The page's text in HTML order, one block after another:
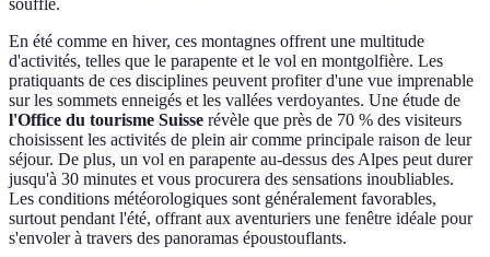
En été comme en hiver, ces montagnes offrent une multitude
d'activités, telles que le parapente et le vol en montgolfière. Les
pratiquants de ces disciplines peuvent profiter d'une vue imprenable
sur les sommets enneigés et les vallées verdoyantes. Une étude de
l'Office du tourisme Suisse révèle que près de 70 % des visiteurs
choisissent les activités de plein air comme principale raison de leur
séjour. De plus, un vol en parapente au-dessus des Alpes peut durer
jusqu'à 30 minutes et vous procurera des sensations inoubliables.
Les conditions météorologiques sont généralement favorables,
surtout pendant l'été, offrant aux aventuriers une fenêtre idéale pour
s'envoler à travers des panoramas époustouflants.